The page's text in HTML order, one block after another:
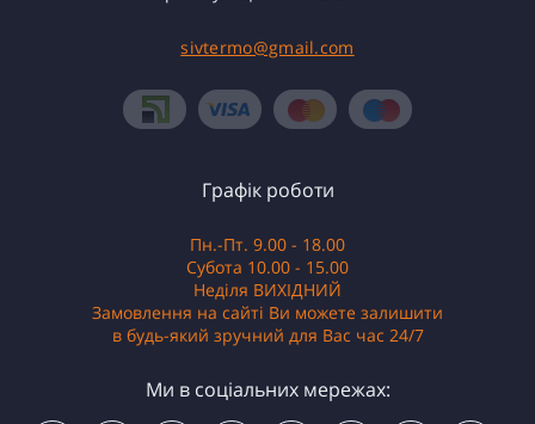
sivtermo@gmail.com
Графік роботи
Пн.-Пт. 9.00 - 18.00
Субота 10.00 - 15.00
Неділя ВИХІДНИЙ
Замовлення на сайті Ви можете залишити
в будь-який зручний для Вас час 24/7
Ми в соціальних мережах: